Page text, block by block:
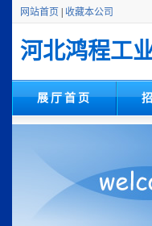
网站首页 收藏本公司
河北鸿程工
展厅首页